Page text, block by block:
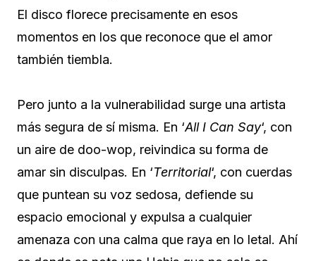
El disco florece precisamente en esos
momentos en los que reconoce que el amor
también tiembla.
Pero junto a la vulnerabilidad surge una artista
más segura de sí misma. En ‘All I Can Say‘, con
un aire de doo-wop, reivindica su forma de
amar sin disculpas. En ‘Territorial‘, con cuerdas
que puntean su voz sedosa, defiende su
espacio emocional y expulsa a cualquier
amenaza con una calma que raya en lo letal. Ahí